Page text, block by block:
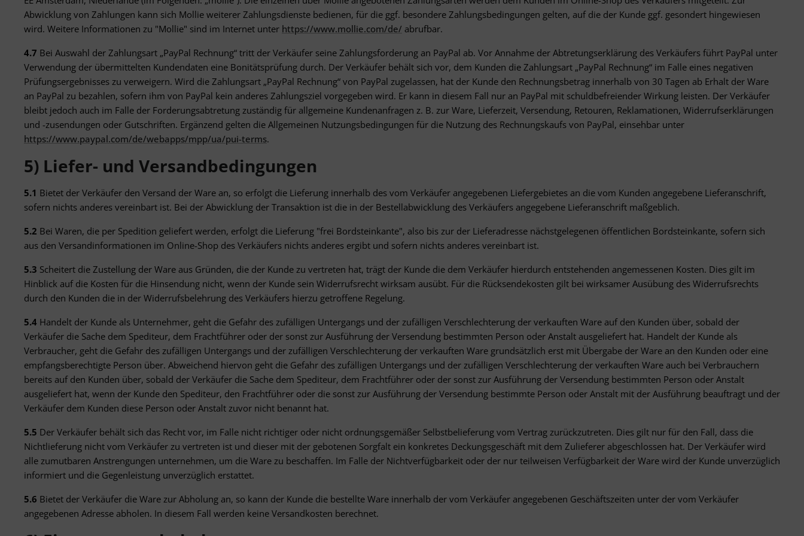
Abwicklung von Zahlungen kann sich Mollie weiterer Zahlungsdienste bedienen, für die ggf. besondere Zahlungsbedingungen gelten, auf die der Kunde ggf. gesondert hingewiesen
wird. Weitere Informationen zu "Mollie" sind im Internet unter https://www.mollie.com/de/ abrufbar.
4.7 Bei Auswahl der Zahlungsart „PayPal Rechnung“ tritt der Verkäufer seine Zahlungsforderung an PayPal ab. Vor Annahme der Abtretungserklärung des Verkäufers führt PayPal unter
Verwendung der übermittelten Kundendaten eine Bonitätsprüfung durch. Der Verkäufer behält sich vor, dem Kunden die Zahlungsart „PayPal Rechnung“ im Falle eines negativen
Prüfungsergebnisses zu verweigern. Wird die Zahlungsart „PayPal Rechnung“ von PayPal zugelassen, hat der Kunde den Rechnungsbetrag innerhalb von 30 Tagen ab Erhalt der Ware
an PayPal zu bezahlen, sofern ihm von PayPal kein anderes Zahlungsziel vorgegeben wird. Er kann in diesem Fall nur an PayPal mit schuldbefreiender Wirkung leisten. Der Verkäufer
bleibt jedoch auch im Falle der Forderungsabtretung zuständig für allgemeine Kundenanfragen z. B. zur Ware, Lieferzeit, Versendung, Retouren, Reklamationen, Widerrufserklärungen
und -zusendungen oder Gutschriften. Ergänzend gelten die Allgemeinen Nutzungsbedingungen für die Nutzung des Rechnungskaufs von PayPal, einsehbar unter
https://www.paypal.com/de/webapps/mpp/ua/pui-terms.
5) Liefer- und Versandbedingungen
5.1 Bietet der Verkäufer den Versand der Ware an, so erfolgt die Lieferung innerhalb des vom Verkäufer angegebenen Liefergebietes an die vom Kunden angegebene Lieferanschrift,
sofern nichts anderes vereinbart ist. Bei der Abwicklung der Transaktion ist die in der Bestellabwicklung des Verkäufers angegebene Lieferanschrift maßgeblich.
5.2 Bei Waren, die per Spedition geliefert werden, erfolgt die Lieferung "frei Bordsteinkante", also bis zur der Lieferadresse nächstgelegenen öffentlichen Bordsteinkante, sofern sich
aus den Versandinformationen im Online-Shop des Verkäufers nichts anderes ergibt und sofern nichts anderes vereinbart ist.
5.3 Scheitert die Zustellung der Ware aus Gründen, die der Kunde zu vertreten hat, trägt der Kunde die dem Verkäufer hierdurch entstehenden angemessenen Kosten. Dies gilt im
Hinblick auf die Kosten für die Hinsendung nicht, wenn der Kunde sein Widerrufsrecht wirksam ausübt. Für die Rücksendekosten gilt bei wirksamer Ausübung des Widerrufsrechts
durch den Kunden die in der Widerrufsbelehrung des Verkäufers hierzu getroffene Regelung.
5.4 Handelt der Kunde als Unternehmer, geht die Gefahr des zufälligen Untergangs und der zufälligen Verschlechterung der verkauften Ware auf den Kunden über, sobald der
Verkäufer die Sache dem Spediteur, dem Frachtführer oder der sonst zur Ausführung der Versendung bestimmten Person oder Anstalt ausgeliefert hat. Handelt der Kunde als
Verbraucher, geht die Gefahr des zufälligen Untergangs und der zufälligen Verschlechterung der verkauften Ware grundsätzlich erst mit Übergabe der Ware an den Kunden oder eine
empfangsberechtigte Person über. Abweichend hiervon geht die Gefahr des zufälligen Untergangs und der zufälligen Verschlechterung der verkauften Ware auch bei Verbrauchern
bereits auf den Kunden über, sobald der Verkäufer die Sache dem Spediteur, dem Frachtführer oder der sonst zur Ausführung der Versendung bestimmten Person oder Anstalt
ausgeliefert hat, wenn der Kunde den Spediteur, den Frachtführer oder die sonst zur Ausführung der Versendung bestimmte Person oder Anstalt mit der Ausführung beauftragt und der
Verkäufer dem Kunden diese Person oder Anstalt zuvor nicht benannt hat.
5.5 Der Verkäufer behält sich das Recht vor, im Falle nicht richtiger oder nicht ordnungsgemäßer Selbstbelieferung vom Vertrag zurückzutreten. Dies gilt nur für den Fall, dass die
Nichtlieferung nicht vom Verkäufer zu vertreten ist und dieser mit der gebotenen Sorgfalt ein konkretes Deckungsgeschäft mit dem Zulieferer abgeschlossen hat. Der Verkäufer wird
alle zumutbaren Anstrengungen unternehmen, um die Ware zu beschaffen. Im Falle der Nichtverfügbarkeit oder der nur teilweisen Verfügbarkeit der Ware wird der Kunde unverzüglich
informiert und die Gegenleistung unverzüglich erstattet.
5.6 Bietet der Verkäufer die Ware zur Abholung an, so kann der Kunde die bestellte Ware innerhalb der vom Verkäufer angegebenen Geschäftszeiten unter der vom Verkäufer
angegebenen Adresse abholen. In diesem Fall werden keine Versandkosten berechnet.
Entwicklung und Verbesserung der Angebote
Verwendung reduzierter Daten zur Auswahl von Inhalten
Besondere Features:
Verwendung genauer Standortdaten
Endgeräteeigenschaften zur Identifikation aktiv abfragen